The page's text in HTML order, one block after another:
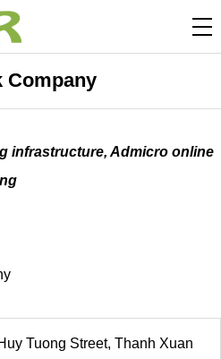
Company
infrastructure, Admicro online
Tuong Street, Thanh Xuan